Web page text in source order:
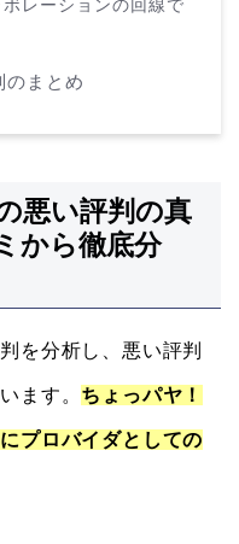
レーションの回線で
のまとめ
悪い評判の真
から徹底分
を分析し、悪い評判
ます。 ちょっパヤ！
プロバイダとしての